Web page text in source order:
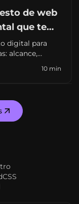
de web
que te
digital para
alcance,
pymes y
10 min